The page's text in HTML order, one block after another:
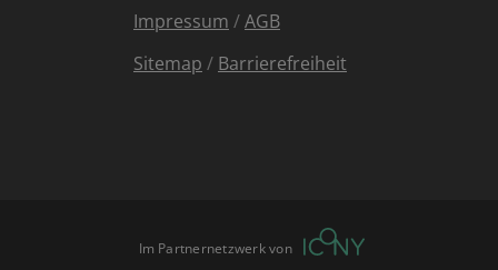
Impressum /AGB
Sitemap / Barrierefreiheit
Im Partnernetzwerk von